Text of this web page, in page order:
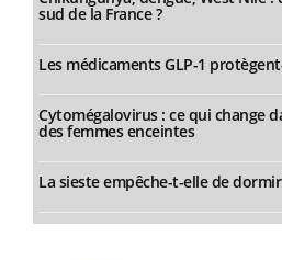
sud de la France ?
Les médicaments GLP-1
Cytomégalovirus : ce qui change
des femmes enceintes
La sieste empêche-t-elle de